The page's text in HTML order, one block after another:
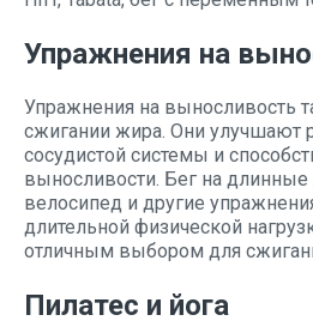
Упражнения на
Упражнения на выносливость
сжигании жира. Они улучшают
сосудистой системы и
выносливости. Бег на длинные
велосипед и другие
длительной физической
отличным выбором для
Пилатес и йога